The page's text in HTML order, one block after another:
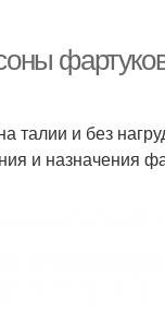
талии и без
и назначения